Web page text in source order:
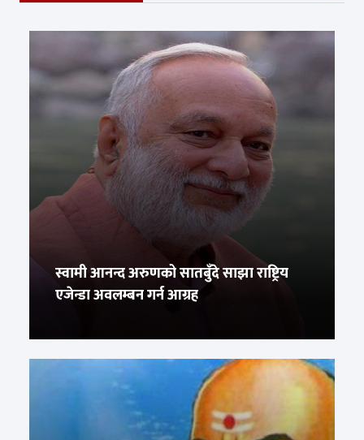
स्वामी आनन्द अरुणको सातबुँदे साझा राष्ट्रिय
एजेन्डा अवलम्बन गर्न आग्रह